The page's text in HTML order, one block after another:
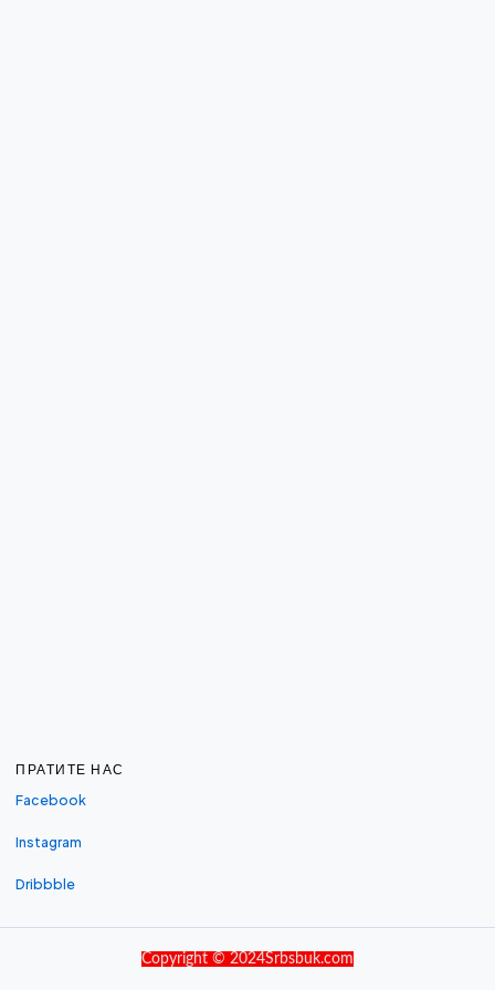
ПРАТИТЕ НАС
Facebook
Instagram
Dribbble
Copyright © 2024Srbsbuk.com